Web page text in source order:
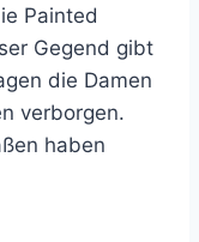
Painted
Gegend gibt
die Damen
verborgen.
haben